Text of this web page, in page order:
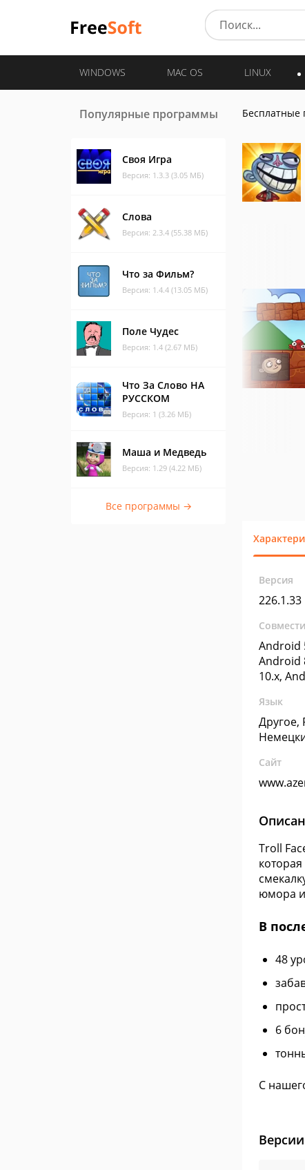
WINDOWS MAC OS LINUX
Популярные программы
Своя Игра
Версия: 1.3.3 (3.05 МБ)
Слова
Версия: 2.3.4 (55.38 МБ)
Что за Фильм?
Версия: 1.4.4 (13.05 МБ)
Поле Чудес
Версия: 1.4 (2.67 МБ)
Что За Слово НА
РУССКОМ
Версия: 1 (3.26 МБ)
Маша и Медведь
Версия: 1.29 (4.22 МБ)
Все программы →
Бесплатные
Версия
226.1.33
Android
Android
10.x,
Язык
Другое,
Сайт
Troll
юмора
В
48
6
С
Версии